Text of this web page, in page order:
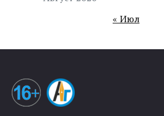
« Июл